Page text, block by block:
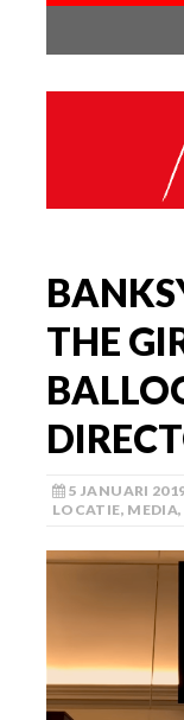
THE
5 JANUARI
LOCATIE, MEDIA,